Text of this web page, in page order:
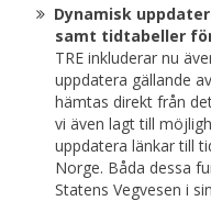
Dynamisk
samt tidtabeller
TRE inkluderar nu
uppdatera gällande
hämtas direkt från
vi även lagt till
uppdatera länkar till
Norge. Båda dessa
Statens Vegvesen i